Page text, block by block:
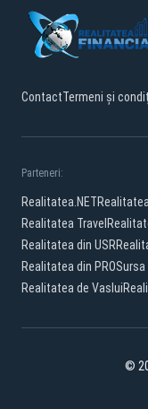
ContactTermeni și
Parteneri:
Realitatea.NET
Realitatea Travel
Realitatea din USR
Realitatea din PROSursa
Realitatea de Vaslui
©